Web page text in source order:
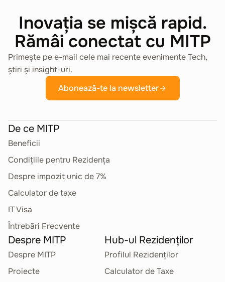
Inovația se mișcă rapid.
Rămâi conectat cu MITP
Primește pe e-mail cele mai recente evenimente Tech,
știri și insight-uri.
Abonează-te la newsletter
De ce MITP
Beneficii
Condițiile pentru Rezidența
Despre impozit unic de 7%
Calculator de taxe
IT Visa
Întrebări Frecvente
Despre MITP
Despre MITP
Proiecte
Hub-ul Rezidenților
Profilul Rezidenților
Calculator de Taxe